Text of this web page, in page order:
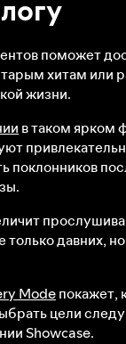
поможет
хитам или
жизни.
в таком ярком
поклонников
только давних,
Modeпокажет,
цели
Showcase.